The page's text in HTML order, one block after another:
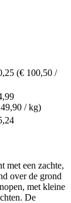
(€ 100,50 /
/ kg)
met een zachte,
over de grond
met kleine
De